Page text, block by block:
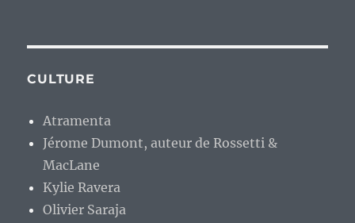
CULTURE
Atramenta
Jérome Dumont, auteur de Rossetti &
MacLane
Kylie Ravera
Olivier Saraja